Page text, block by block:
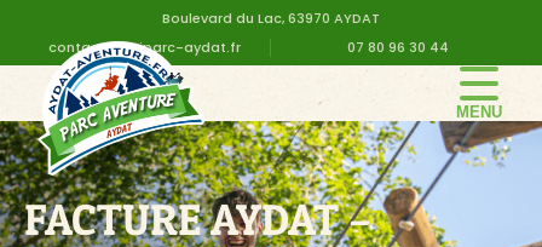
Boulevard du Lac, 63970 AYDAT
contact@altiparc-aydat.fr
07 80 96 30 44
LE PARC
GROUPE
TARIFS
FACTURE AYDAT –